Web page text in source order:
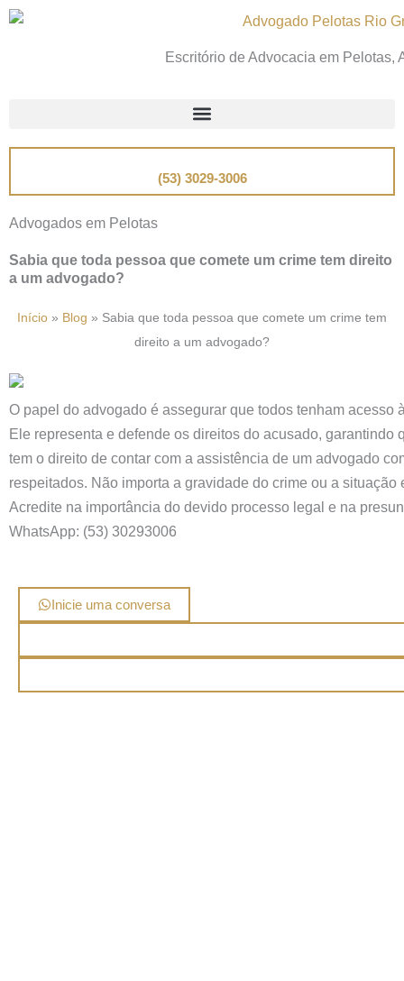
Escritório de Advocacia em Pelotas,
(53) 3029-3006
Advogados em Pelotas
Sabia que toda pessoa que comete um crime tem direito
a um advogado?
Início » Blog » Sabia que toda pessoa que comete um crime tem
direito a um advogado?
O papel do advogado é assegurar que todos tenham acesso
Ele representa e defende os direitos do acusado,
tem o direito de contar com a assistência de um advogado
respeitados. Não importa a gravidade do crime ou a
Acredite na importância do devido processo legal e na
WhatsApp: (53) 30293006
Inicie uma conversa